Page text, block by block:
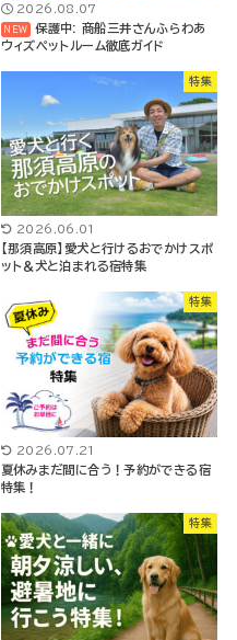
2026.08.07
保護中: 商船三井さんふらわあ
ウィズペットルーム徹底ガイド
特集
2026.06.01
【那須高原】愛犬と行けるおでかけスポ
ット＆犬と泊まれる宿特集
特集
2026.07.21
夏休みまだ間に合う！予約ができる宿
特集！
特集